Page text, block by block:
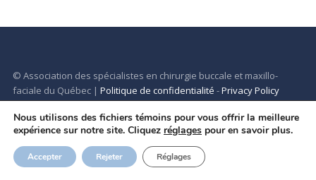
© Association des spécialistes en chirurgie buccale et maxillo-
faciale du Québec | Politique de confidentialité -Privacy Policy
Nous utilisons des fichiers témoins pour vous offrir la meilleure
expérience sur notre site. Cliquez réglages pour en savoir plus.
Accepter Rejeter Réglages